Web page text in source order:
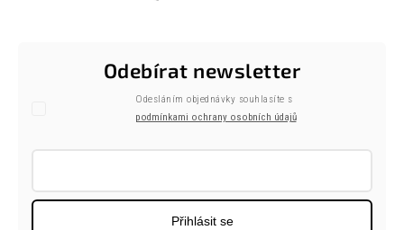
Odebírat newsletter
Odesláním objednávky souhlasíte s
podmínkami ochrany osobních údajů
Přihlásit se